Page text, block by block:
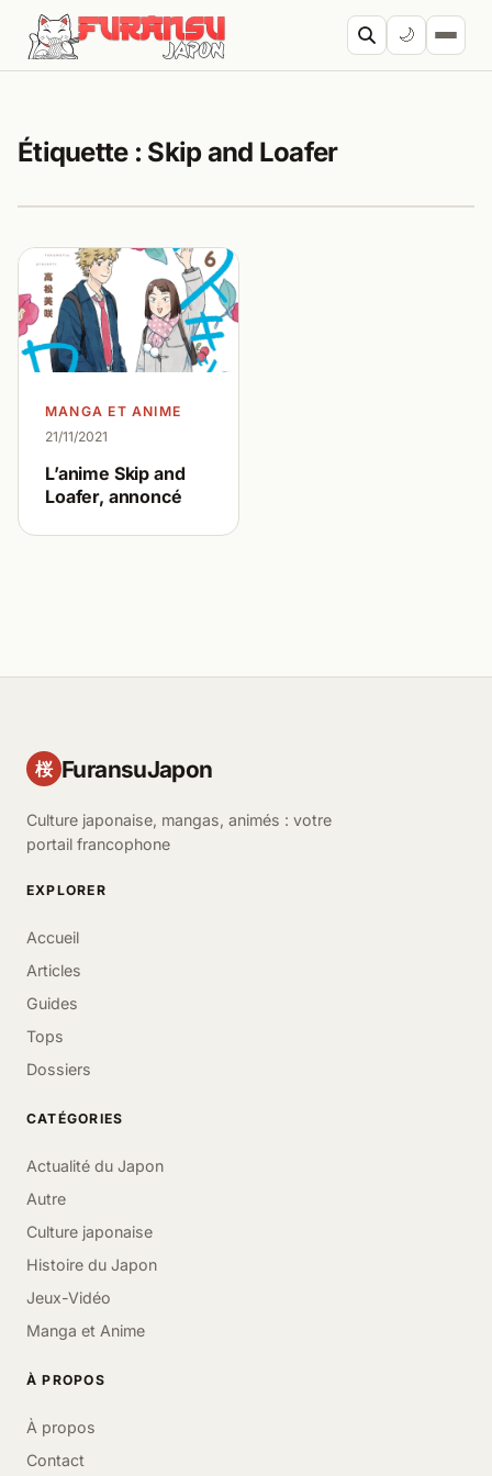
Aller au contenu
🌙
Étiquette : Skip and Loafer
MANGA ET ANIME
21/11/2021
L’anime Skip and
Loafer, annoncé
桜 FuransuJapon
Culture japonaise, mangas, animés : votre
portail francophone
EXPLORER
Accueil
Articles
Guides
Tops
Dossiers
CATÉGORIES
Actualité du Japon
Autre
Culture japonaise
Histoire du Japon
Jeux-Vidéo
Manga et Anime
À PROPOS
À propos
Contact